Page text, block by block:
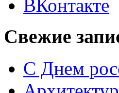
ВКонтакте
Свежие
С Днем